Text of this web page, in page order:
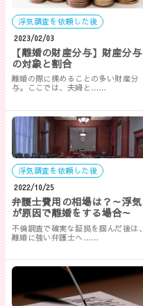
浮気調査を依頼した後
2023/02/03
【離婚の財産分与】財産分与
の対象と割合
離婚の際に揉めることの多い財産分
与。ここでは、夫婦と……
浮気調査を依頼した後
2022/10/25
弁護士費用の相場は？～浮気
が原因で離婚をする場合～
不倫調査で確実な証拠を掴んだ後は、
離婚に強い弁護士へ……